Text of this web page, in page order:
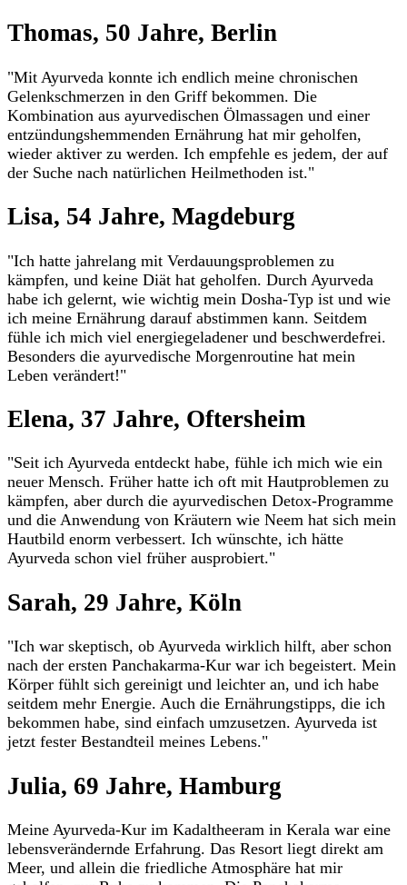
Thomas, 50 Jahre, Berlin
"Mit Ayurveda konnte ich endlich meine chronischen
Gelenkschmerzen in den Griff bekommen. Die
Kombination aus ayurvedischen Ölmassagen und einer
entzündungshemmenden Ernährung hat mir geholfen,
wieder aktiver zu werden. Ich empfehle es jedem, der auf
der Suche nach natürlichen Heilmethoden ist."
Lisa, 54 Jahre, Magdeburg
"Ich hatte jahrelang mit Verdauungsproblemen zu
kämpfen, und keine Diät hat geholfen. Durch Ayurveda
habe ich gelernt, wie wichtig mein Dosha-Typ ist und wie
ich meine Ernährung darauf abstimmen kann. Seitdem
fühle ich mich viel energiegeladener und beschwerdefrei.
Besonders die ayurvedische Morgenroutine hat mein
Leben verändert!"
Elena, 37 Jahre, Oftersheim
"Seit ich Ayurveda entdeckt habe, fühle ich mich wie ein
neuer Mensch. Früher hatte ich oft mit Hautproblemen zu
kämpfen, aber durch die ayurvedischen Detox-Programme
und die Anwendung von Kräutern wie Neem hat sich mein
Hautbild enorm verbessert. Ich wünschte, ich hätte
Ayurveda schon viel früher ausprobiert."
Sarah, 29 Jahre, Köln
"Ich war skeptisch, ob Ayurveda wirklich hilft, aber schon
nach der ersten Panchakarma-Kur war ich begeistert. Mein
Körper fühlt sich gereinigt und leichter an, und ich habe
seitdem mehr Energie. Auch die Ernährungstipps, die ich
bekommen habe, sind einfach umzusetzen. Ayurveda ist
jetzt fester Bestandteil meines Lebens."
Julia, 69 Jahre, Hamburg
Meine Ayurveda-Kur im Kadaltheeram in Kerala war eine
lebensverändernde Erfahrung. Das Resort liegt direkt am
Meer, und allein die friedliche Atmosphäre hat mir